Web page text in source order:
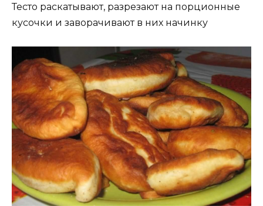
Тесто раскатывают, разрезают на порционные
кусочки и заворачивают в них начинку